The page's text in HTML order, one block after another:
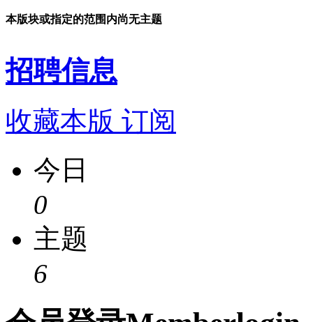
本版块或指定的范围内尚无主题
招聘信息
收藏本版 订阅
今日
0
主题
6